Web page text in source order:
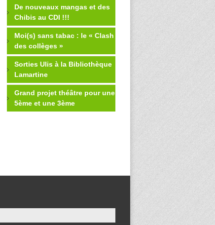
De nouveaux mangas et des
Chibis au CDI !!!
Moi(s) sans tabac : le « Clash
des collèges »
Sorties Ulis à la Bibliothèque
Lamartine
Grand projet théâtre pour une
5ème et une 3ème